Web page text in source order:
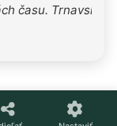
času. Trnavský